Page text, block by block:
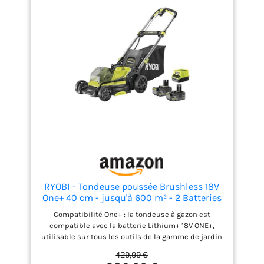
RYOBI - Tondeuse poussée Brushless 18V
One+ 40 cm - jusqu'à 600 m² - 2 Batteries
4Ah & Chargeur - RY18LMX40C-240, Vert
Compatibilité One+ : la tondeuse à gazon est
compatible avec la batterie Lithium+ 18V ONE+,
utilisable sur tous les outils de la gamme de jardin
réduit le besoin d'acheter plusieurs batteries
429,99 €